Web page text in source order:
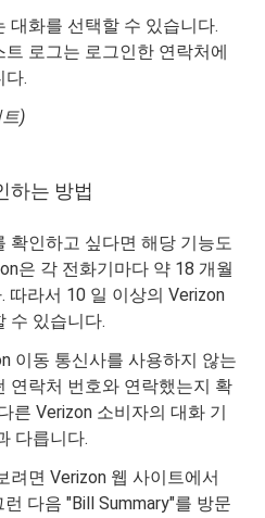
대화를 선택할 수 있습니다.
로그는 로그인한 연락처에
다.
)
하는 방법
확인하고 싶다면 해당 기능도
은 각 전화기마다 약 18 ​​개월
따라서 10 일 이상의 Verizon
수 있습니다.
이동 통신사를 사용하지 않는
연락처 번호와 연락했는지 확
른 Verizon 소비자의 대화 기
다릅니다.
려면 Verizon 웹 사이트에서
다음 "Bill Summary"를 방문